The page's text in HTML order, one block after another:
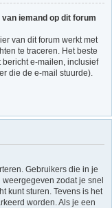
iemand op dit forum
van dit forum werkt met
te traceren. Het beste
e-mailen, inclusief
die de e-mail stuurde).
Gebruikers die in je
zodat je snel
kunt sturen. Tevens is het
worden. Als je een